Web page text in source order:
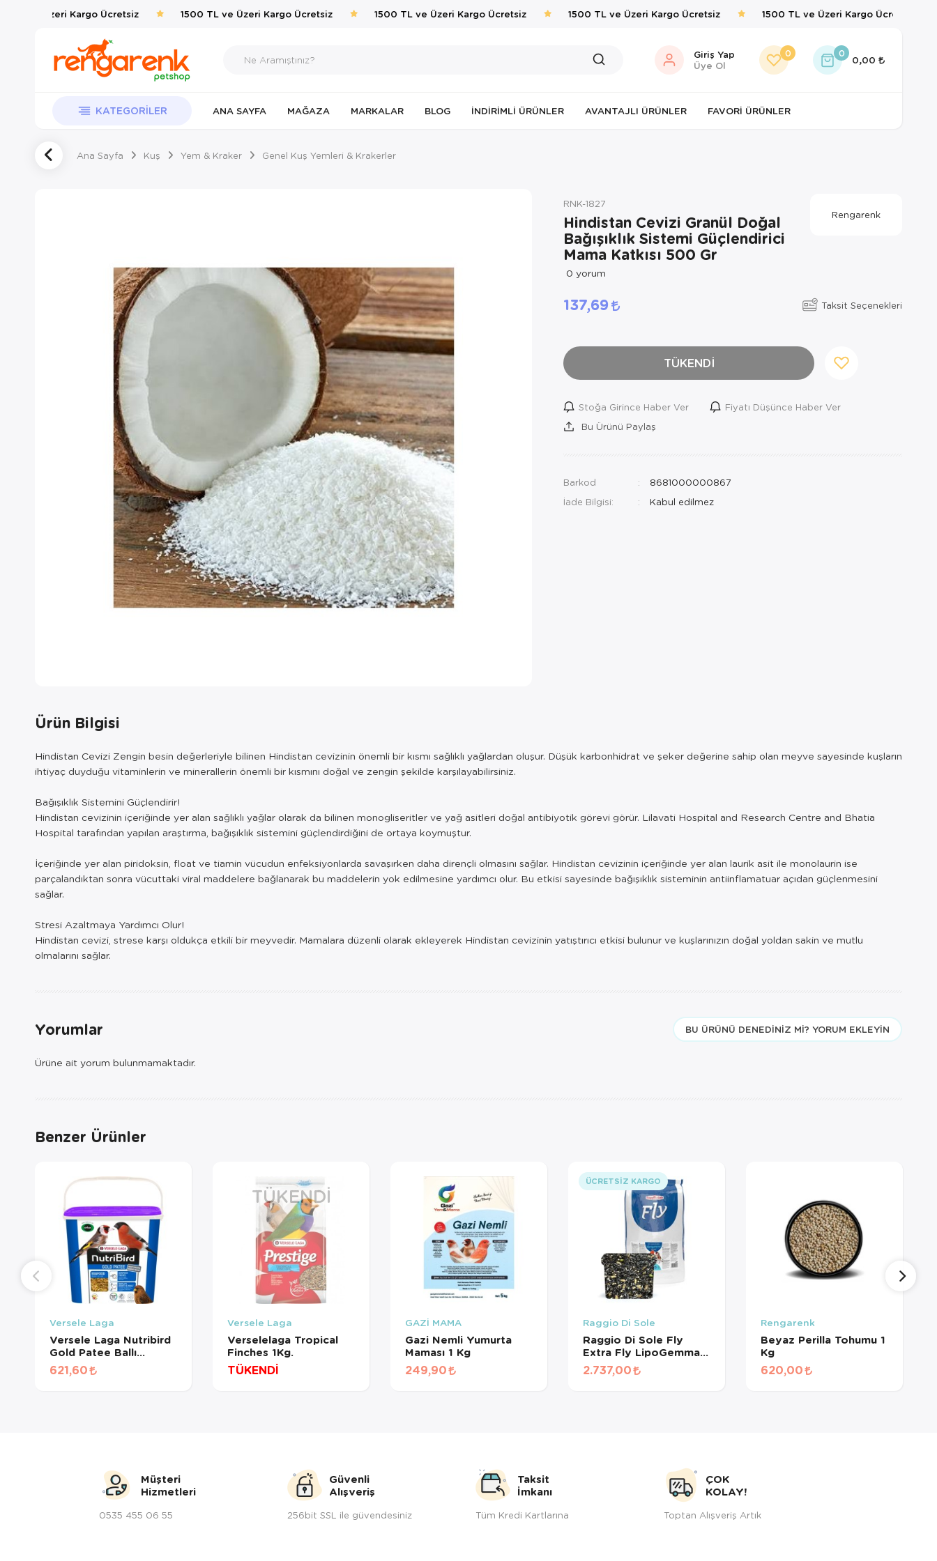
TL ve Üzeri Kargo Ücretsiz 1500 TL ve Üzeri Kargo Ücretsiz 1500 TL ve Üzeri Kargo Ücretsiz 1500 TL ve Üzeri Kargo Ücretsiz 1500 TL ve Üzeri Kargo Ücretsiz
Giriş Yap
Üye Ol
0 0
0,00
KATEGORILER ANA SAYFA MAĞAZA MARKALAR BLOG İNDIRIMLI ÜRÜNLER AVANTAJLI ÜRÜNLER FAVORI ÜRÜNLER
Ana Sayfa Kuş Yem & Kraker Genel Kuş Yemleri & Krakerler
RNK-1827
Hindistan Cevizi Granül Doğal
Bağışıklık Sistemi Güçlendirici
Mama Katkısı 500 Gr
0 yorum
Rengarenk
137,69 Taksit Seçenekleri
TÜKENDİ
Stoğa Girince Haber Ver
Fiyatı Düşünce Haber Ver
Bu Ürünü Paylaş
Barkod
8681000000867
İade Bilgisi:
Ürün Bilgisi
Hindistan Cevizi Zengin besin değerleriyle bilinen Hindistan cevizinin önemli bir kısmı sağlıklı yağlardan oluşur. Düşük karbonhidrat ve şeker değerine sahip olan meyve sayesinde kuşların
ihtiyaç duyduğu vitaminlerin ve minerallerin önemli bir kısmını doğal ve zengin şekilde karşılayabilirsiniz.
Bağışıklık Sistemini Güçlendirir!
Hindistan cevizinin içeriğinde yer alan sağlıklı yağlar olarak da bilinen monogliseritler ve yağ asitleri doğal antibiyotik görevi görür. Lilavati Hospital and Research Centre and Bhatia
Hospital tarafından yapılan araştırma, bağışıklık sistemini güçlendirdiğini de ortaya koymuştur.
İçeriğinde yer alan piridoksin, float ve tiamin vücudun enfeksiyonlarda savaşırken daha dirençli olmasını sağlar. Hindistan cevizinin içeriğinde yer alan laurik asit ile monolaurin ise
parçalandıktan sonra vücuttaki viral maddelere bağlanarak bu maddelerin yok edilmesine yardımcı olur. Bu etkisi sayesinde bağışıklık sisteminin antiinflamatuar açıdan güçlenmesini
sağlar.
Stresi Azaltmaya Yardımcı Olur!
Hindistan cevizi, strese karşı oldukça etkili bir meyvedir. Mamalara düzenli olarak ekleyerek Hindistan cevizinin yatıştırıcı etkisi bulunur ve kuşlarınızın doğal yoldan sakin ve mutlu
olmalarını sağlar.
Yorumlar BU ÜRÜNÜ DENEDINIZ MI? YORUM EKLEYIN
Ürüne ait yorum bulunmamaktadır.
Benzer Ürünler
Versele Laga
Versele Laga Nutribird
Gold Patee Ballı
Böcekli Karidesli Mama
(Mor) (1 KG
621,60
TÜKENDI
Versele Laga
Verselelaga Tropical
Finches 1Kg.
TÜKENDİ
GAZİ MAMA
Gazi Nemli Yumurta
Maması 1 Kg
249,90
ÜCRETSIZ KARGO
Raggio Di Sole
Raggio Di Sole Fly
Extra Fly LipoGemma
Çimlendirme Tohumları
12 Kg
2.737,00
Rengarenk
Beyaz Perilla Tohumu 1
Kg
620,00
Müşteri
Hizmetleri
0535 455 06 55
Güvenli
Alışveriş
256bit SSL ile güvendesiniz
Taksit
İmkanı
Tüm Kredi Kartlarına
ÇOK
KOLAY!
Toptan Alışveriş Artık